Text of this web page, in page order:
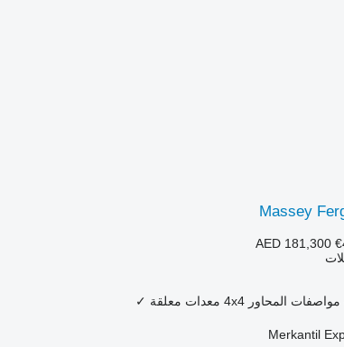
Massey
AED 181,300
مواصفات المحاور 4x4 معدات معلقة ✓
Merkantil